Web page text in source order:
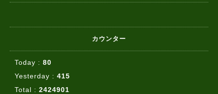
カウンター
Today : 80
Yesterday : 415
Total : 2424901